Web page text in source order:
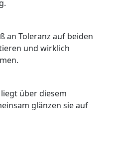
an Toleranz auf beiden
und wirklich
über diesem
glänzen sie auf